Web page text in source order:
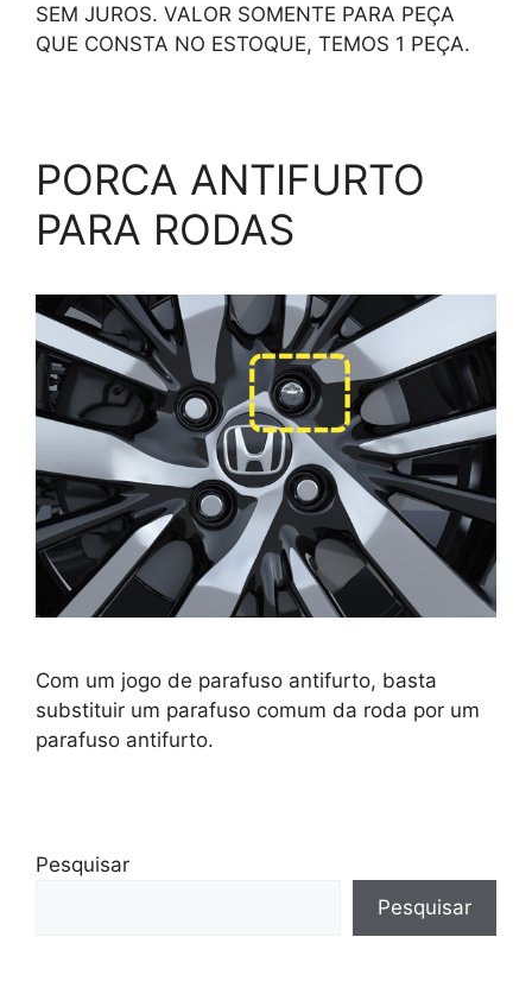
SEM JUROS. VALOR SOMENTE PARA PEÇA
QUE CONSTA NO ESTOQUE, TEMOS 1 PEÇA.
PORCA ANTIFURTO
PARA RODAS
Com um jogo de parafuso antifurto, basta
substituir um parafuso comum da roda por um
parafuso antifurto.
Pesquisar
Pesquisar